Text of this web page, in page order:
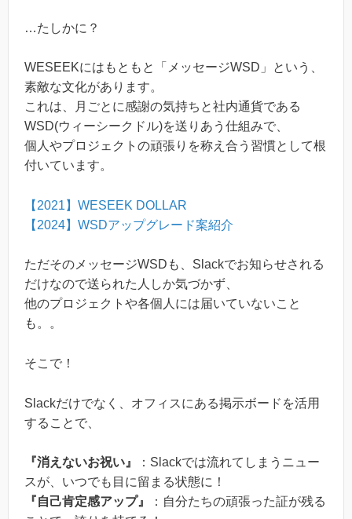
…たしかに？
WESEEKにはもともと「メッセージWSD」という、
素敵な文化があります。
これは、月ごとに感謝の気持ちと社内通貨である
WSD(ウィーシークドル)を送りあう仕組みで、
個人やプロジェクトの頑張りを称え合う習慣として根
付いています。
【2021】WESEEK DOLLAR
【2024】WSDアップグレード案紹介
ただそのメッセージWSDも、Slackでお知らせされる
だけなので送られた人しか気づかず、
他のプロジェクトや各個人には届いていないこと
も。。
そこで！
Slackだけでなく、オフィスにある掲示ボードを活用
することで、
『消えないお祝い』
：Slackでは流れてしまうニュー
スが、いつでも目に留まる状態に！
『自己肯定感アップ』
：自分たちの頑張った証が残る